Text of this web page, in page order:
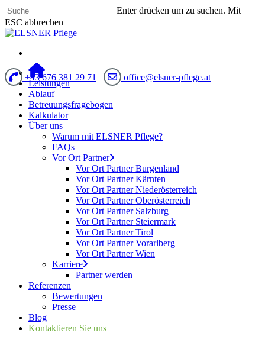
Enter drücken um zu suchen. Mit
ESC abbrechen
+43 676 381 29 71 office@elsner-pflege.at
Leistungen
Ablauf
Betreuungsfragebogen
Kalkulator
Über uns
Warum mit ELSNER Pflege?
FAQs
Vor Ort Partner
Vor Ort Partner Burgenland
Vor Ort Partner Kärnten
Vor Ort Partner Niederösterreich
Vor Ort Partner Oberösterreich
Vor Ort Partner Salzburg
Vor Ort Partner Steiermark
Vor Ort Partner Tirol
Vor Ort Partner Vorarlberg
Vor Ort Partner Wien
Karriere
Partner werden
Referenzen
Bewertungen
Presse
Blog
Kontaktieren Sie uns